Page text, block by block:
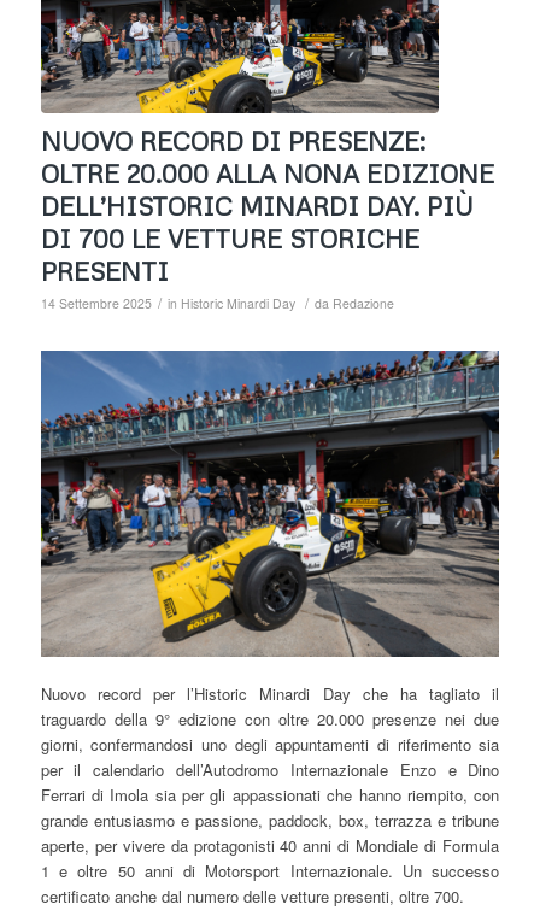
NUOVO RECORD DI PRESENZE:
OLTRE 20.000 ALLA NONA EDIZIONE
DELL’HISTORIC MINARDI DAY. PIÙ
DI 700 LE VETTURE STORICHE
PRESENTI
14 Settembre 2025 / in Historic Minardi Day / da Redazione
Nuovo record per l’Historic Minardi Day che ha tagliato il
traguardo della 9° edizione con oltre 20.000 presenze nei due
giorni, confermandosi uno degli appuntamenti di riferimento sia
per il calendario dell’Autodromo Internazionale Enzo e Dino
Ferrari di Imola sia per gli appassionati che hanno riempito, con
grande entusiasmo e passione, paddock, box, terrazza e tribune
aperte, per vivere da protagonisti 40 anni di Mondiale di Formula
1 e oltre 50 anni di Motorsport Internazionale. Un successo
certificato anche dal numero delle vetture presenti, oltre 700.